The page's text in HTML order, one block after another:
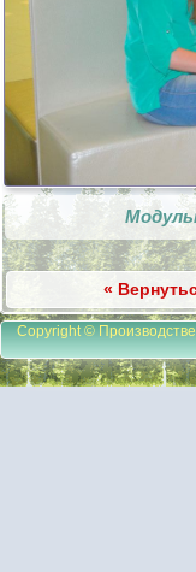
«
Copyright ©